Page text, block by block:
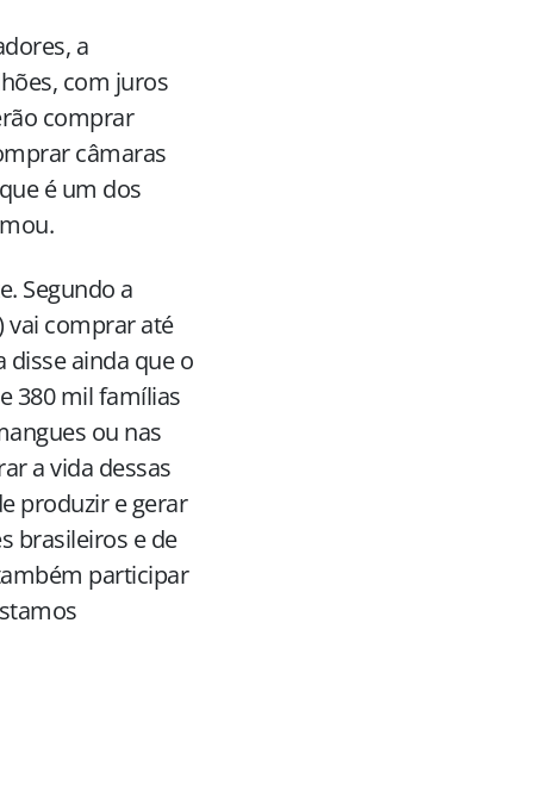
a
com juros
comprar
câmaras
é um dos
Segundo a
vai comprar até
disse ainda que o
380 mil famílias
ou nas
a vida dessas
produzir e gerar
brasileiros e de
participar